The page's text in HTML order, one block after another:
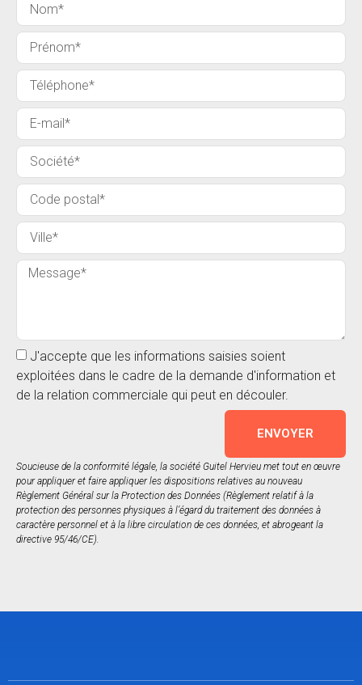
J'accepte que les informations saisies soient
exploitées dans le cadre de la demande d'information et
de la relation commerciale qui peut en découler.
ENVOYER
Soucieuse de la conformité légale, la société Guitel Hervieu met tout en œuvre
pour appliquer et faire appliquer les dispositions relatives au nouveau
Règlement Général sur la Protection des Données (Règlement relatif à la
protection des personnes physiques à l’égard du traitement des données à
caractère personnel et à la libre circulation de ces données, et abrogeant la
directive 95/46/CE).